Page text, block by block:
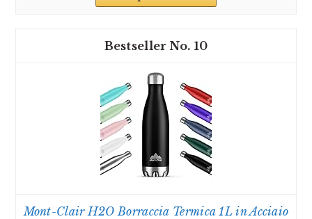
10
Mont-Clair H2O Borraccia Termica 1L in Acciaio